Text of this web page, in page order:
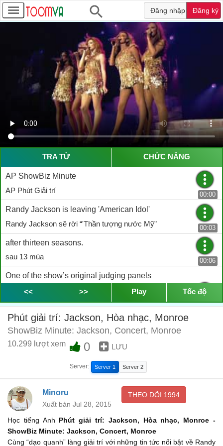
Đăng nhập Đăng ký
TRA TỪ CHỨC NĂNG
AP ShowBiz Minute
AP Phút Giải trí
00:00
Randy Jackson is leaving 'American Idol'
Randy Jackson sẽ rời “'Thần tượng nước Mỹ”
00:03
after thirteen seasons.
sau 13 mùa
00:06
One of the show’s original judging panels
Là một trong những thành viên hội đồng đầu tiên của chương
trình
00:07
along with Simon Cowell and Paula Abdul,
cùng với Simon Cowell và Paula Abdul
Jackson moved to the role of mentor this year.
Jackson đã chuyển sang vai trò thầy hướng dẫn năm nay
FOX and the show producers called him
FOX và những nhà sản xuất chương trình gọi ông
a key part of the singing contest
là thành phần chủ chốt của cuộc thi hát
00:16
<< >> Play Tốc độ
Phút giải trí: Jackson, Hòa nhạc, Monroe
ShowBiz Minute: Jackson, Concert, Monroe
10.299 lượt xem 0 LƯU
Server: Server 1 Server 2
Minoru
Xuất bản Jul 28, 2015
THEO DÕI 1994
Học tiếng Anh Phút giải trí: Jackson, Hòa nhạc, Monroe -
ShowBiz Minute: Jackson, Concert, Monroe
Cùng “dạo quanh” làng giải trí với những tin tức nổi bật về Randy